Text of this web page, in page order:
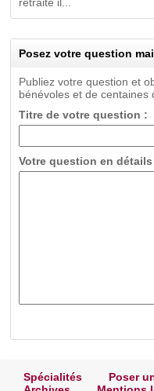
Posez votre question
Publiez votre question et
bénévoles et de centaines
Titre de votre question :
Votre question en détails
Spécialités Poser